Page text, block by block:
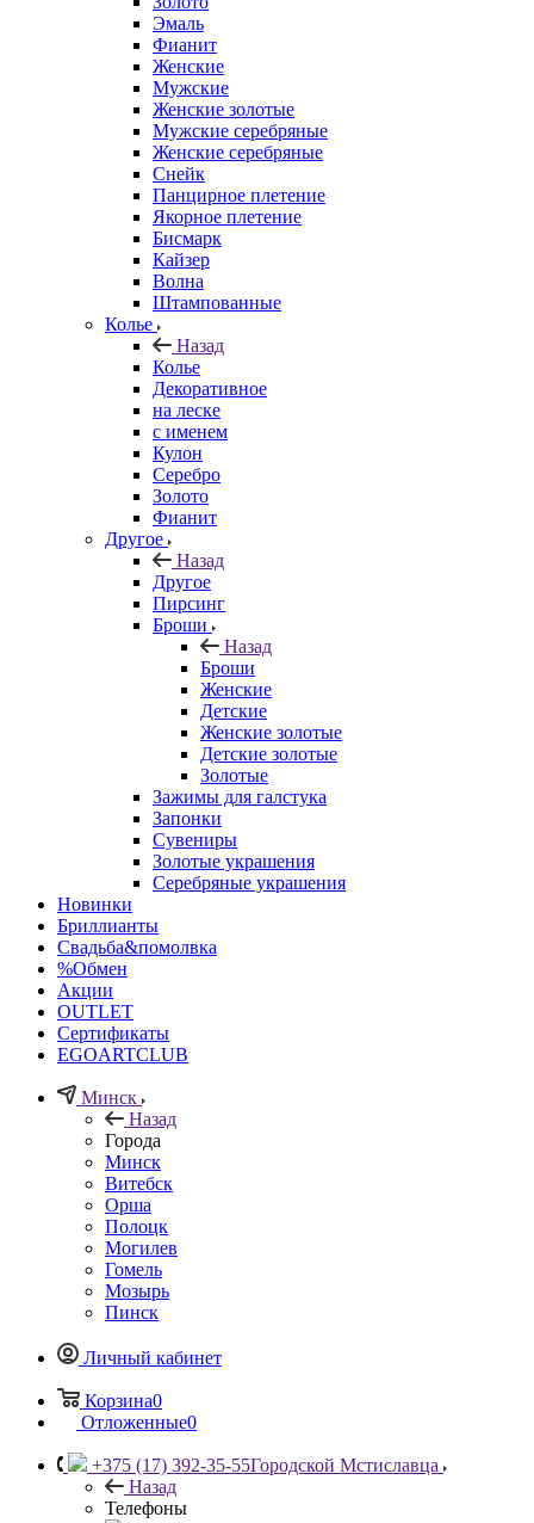
Эмаль
Фианит
Женские
Мужские
Женские золотые
Мужские серебряные
Женские серебряные
Снейк
Панцирное плетение
Якорное плетение
Бисмарк
Кайзер
Волна
Штампованные
Колье
Назад
Колье
Декоративное
на леске
с именем
Кулон
Серебро
Золото
Фианит
Другое
Назад
Другое
Пирсинг
Броши
Назад
Броши
Женские
Детские
Женские золотые
Детские золотые
Золотые
Зажимы для галстука
Запонки
Сувениры
Золотые украшения
Серебряные украшения
Новинки
Бриллианты
Свадьба&помолвка
%Обмен
Акции
OUTLET
Сертификаты
EGOARTCLUB
Минск
Назад
Города
Минск
Витебск
Орша
Полоцк
Могилев
Гомель
Мозырь
Пинск
Личный кабинет
Корзина0
Отложенные0
+375 (17) 392-35-55Городской Мстиславца
Назад
Телефоны